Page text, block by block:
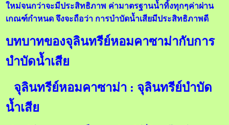
ใหม่จนกว่าจะมีประสิทธิภาพ ค่ามาตรฐานน้ำทิ้งทุกๆค่าผ่าน
เกณฑ์กำหนด จึงจะถือว่า การบำบัดน้ำเสียมีประสิทธิภาพดี
บทบาทของจุลินทรีย์หอมคาซาม่ากับการ
บำบัดน้ำเสีย
จุลินทรีย์หอมคาซาม่า : จุลินทรีย์บำบัด
น้ำเสีย